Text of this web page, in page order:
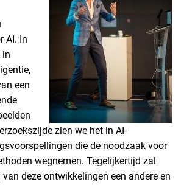
AI. In
in
een
zien we het in AI-
die de noodzaak voor
wegnemen. Tegelijkertijd zal
deze ontwikkelingen een andere en